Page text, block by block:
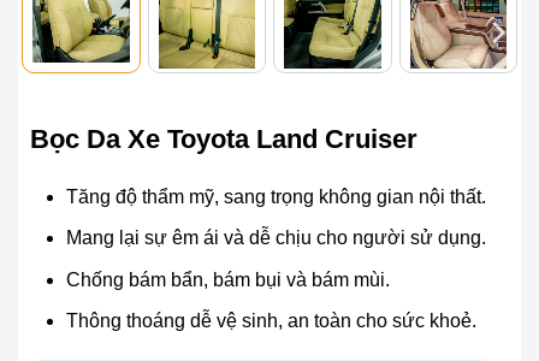
Bọc Da Xe Toyota Land Cruiser
Tăng độ thẩm mỹ, sang trọng không gian nội thất.
Mang lại sự êm ái và dễ chịu cho người sử dụng.
Chống bám bẩn, bám bụi và bám mùi.
Thông thoáng dễ vệ sinh, an toàn cho sức khoẻ.